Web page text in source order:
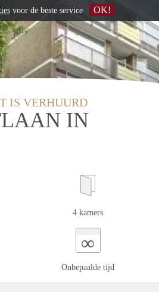
IS VERHUURD
IN
4 kamers
∞
Onbepaalde tijd
voor de beste service OK!